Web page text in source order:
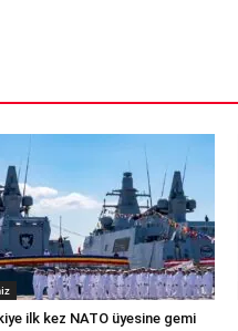
ilk kez NATO üyesine gemi